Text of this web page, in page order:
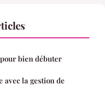
bien débuter
la gestion de